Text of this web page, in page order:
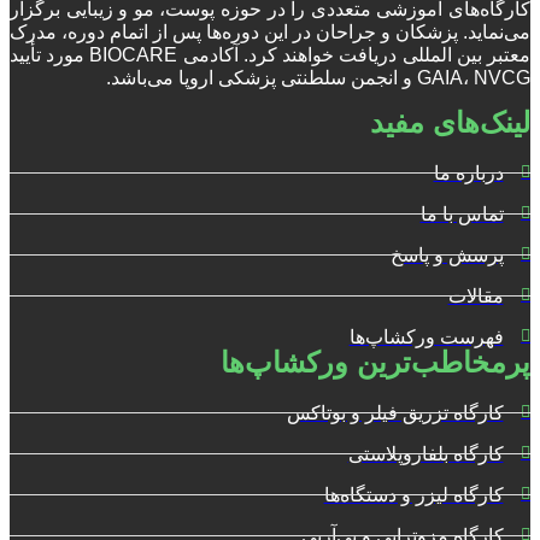
کارگاه‌های آموزشی متعددی را در حوزه پوست، مو و زیبایی برگزار
می‌نماید. پزشکان و جراحان در این دوره‌ها پس از اتمام دوره، مدرک
معتبر بین المللی دریافت خواهند کرد. آکادمی BIOCARE مورد تأیید
GAIA، NVCG و انجمن سلطنتی پزشکی اروپا می‌باشد.
لینک‌های مفید
درباره ما
تماس با ما
پرسش و پاسخ
مقالات
فهرست ورکشاپ‌ها
پرمخاطب‌ترین ورکشاپ‌ها
کارگاه تزریق فیلر و بوتاکس
کارگاه بلفاروپلاستی
کارگاه لیزر و دستگاه‌ها
کارگاه مزوتراپی و پی‌آرپی